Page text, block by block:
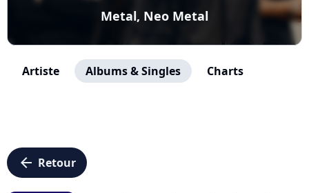
Metal, Neo Metal
Artiste Albums & Singles Charts
arrow_left Retour